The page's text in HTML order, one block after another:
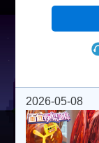
2026-05-08